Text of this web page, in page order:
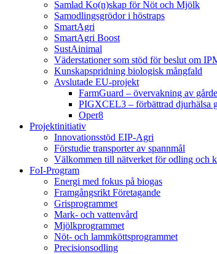
Samlad Ko(n)skap för Nöt och Mjölk
Samodlingsgrödor i höstraps
SmartAgri
SmartAgri Boost
SustAinimal
Väderstationer som stöd för beslut om
Kunskapspridning biologisk mångfald
Avslutade EU-projekt
FarmGuard – övervakning av
PIGXCEL3 – förbättrad djurhälsa
Oper8
Projektinitiativ
Innovationsstöd EIP-Agri
Förstudie transporter av spannmål
Välkommen till nätverket för odling och
FoI-Program
Energi med fokus på biogas
Framgångsrikt Företagande
Grisprogrammet
Mark- och vattenvård
Mjölkprogrammet
Nöt- och lammköttsprogrammet
Precisionsodling